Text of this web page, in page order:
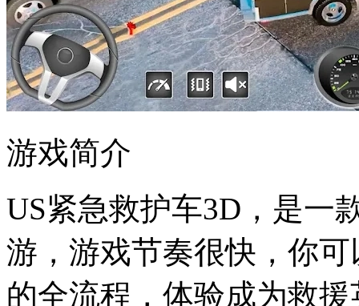
游戏简介
US紧急救护车3D，是一
游，游戏节奏很快，你
的全流程，体验成为救